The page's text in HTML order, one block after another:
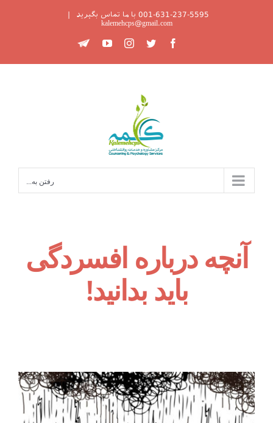
001-631-237-5595 با ما تماس بگیرید
kalemehcps@gmail.com
Facebook
Twitter
Instagram
YouTube
Telegram
رفتن به...
آنچه درباره افسردگی
باید بدانید!